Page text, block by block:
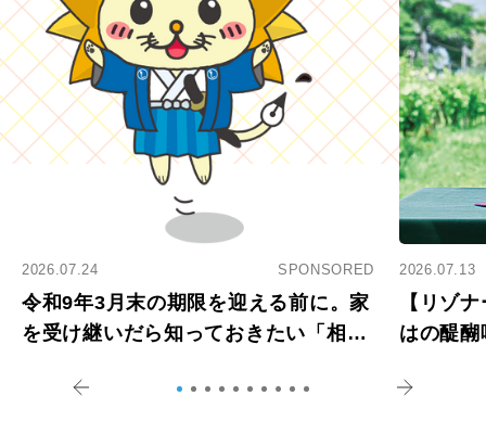
2026.07.24 SPONSORED
令和9年3月末の期限を迎える前に。家
を受け継いだら知っておきたい「相続
2026.07.13
【リゾ
はの醍